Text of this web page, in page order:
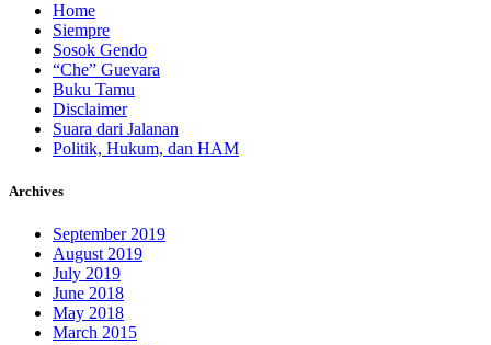
Home
Siempre
Sosok Gendo
“Che” Guevara
Buku Tamu
Disclaimer
Suara dari Jalanan
Politik, Hukum, dan HAM
Archives
September 2019
August 2019
July 2019
June 2018
May 2018
March 2015